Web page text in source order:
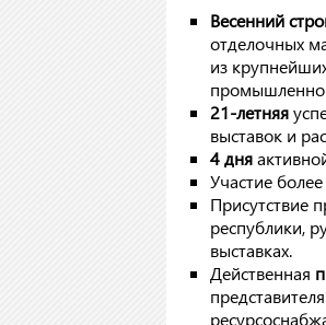
Весенний
отделочных
из
21-летняя
выставок и
4 дня
Участие более
Присутствие
республики,
выставках.
Действенная